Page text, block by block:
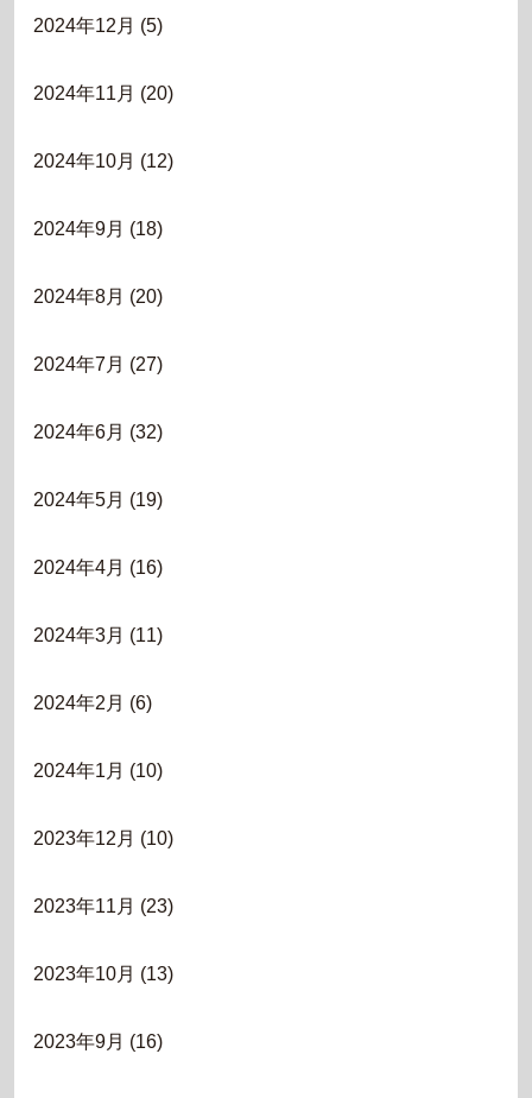
2024年12月 (5)
2024年11月 (20)
2024年10月 (12)
2024年9月 (18)
2024年8月 (20)
2024年7月 (27)
2024年6月 (32)
2024年5月 (19)
2024年4月 (16)
2024年3月 (11)
2024年2月 (6)
2024年1月 (10)
2023年12月 (10)
2023年11月 (23)
2023年10月 (13)
2023年9月 (16)